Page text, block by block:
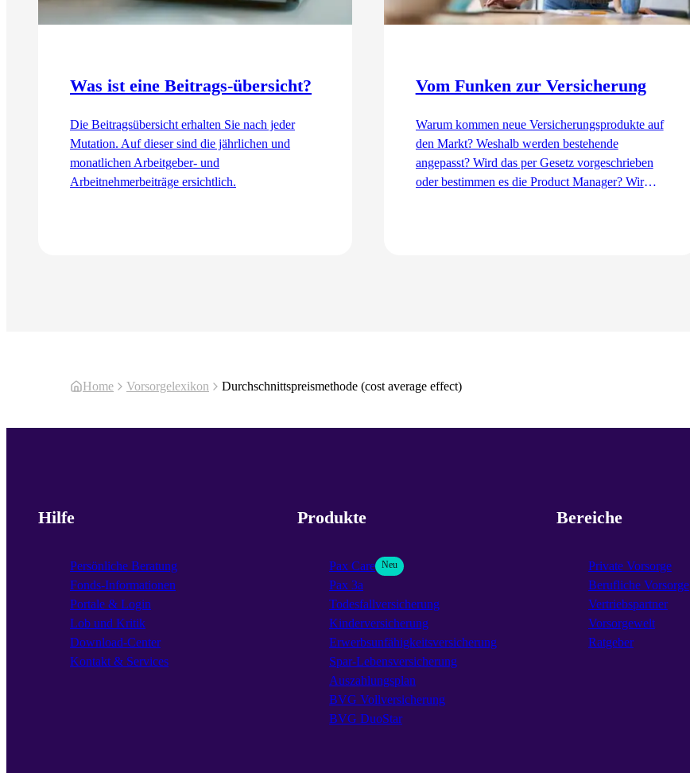
Was ist eine Beitrags-übersicht?
Die Beitragsübersicht erhalten Sie nach jeder
Mutation. Auf dieser sind die jährlichen und
monatlichen Arbeitgeber- und
Arbeitnehmerbeiträge ersichtlich.
Vom Funken zur Versicherung
Warum kommen neue Versicherungsprodukte auf
den Markt? Weshalb werden bestehende
angepasst? Wird das per Gesetz vorgeschrieben
oder bestimmen es die Product Manager? Wir
Home Vorsorgelexikon Durchschnittspreismethode (cost average effect)
Hilfe
Persönliche Beratung
Fonds-Informationen
Portale & Login
Lob und Kritik
Download-Center
Kontakt & Services
Produkte
Pax Care Neu
Pax 3a
Todesfallversicherung
Kinderversicherung
Erwerbsunfähigkeitsversicherung
Spar-Lebensversicherung
Auszahlungsplan
BVG Vollversicherung
BVG DuoStar
Bereiche
Private Vorsorge
Berufliche Vorsorge
Vertriebspartner
Vorsorgewelt
Ratgeber